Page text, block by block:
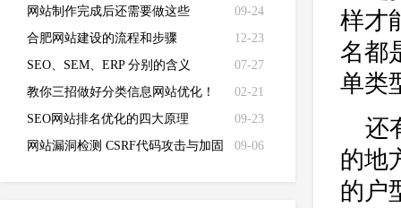
09-24
网站制作完成后还需要做这些
12-23
合肥网站建设的流程和步骤
07-27
SEO、SEM、ERP 分别的含义
02-21
教你三招做好分类信息网站优化！
09-23
SEO网站排名优化的四大原理
09-06
网站漏洞检测 CSRF代码攻击与加固
样才
名都
单类
还
的地
的户